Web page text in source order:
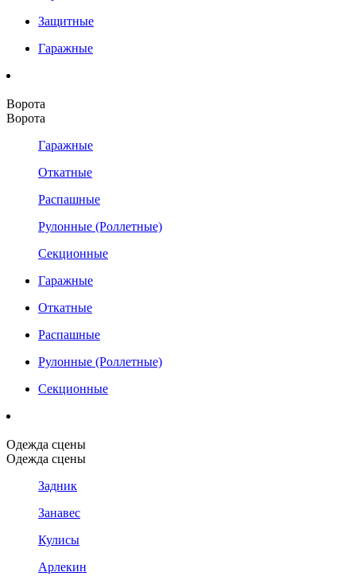
Защитные
Гаражные
Ворота
Ворота
Гаражные
Откатные
Распашные
Рулонные (Роллетные)
Секционные
Гаражные
Откатные
Распашные
Рулонные (Роллетные)
Секционные
Одежда сцены
Одежда сцены
Задник
Занавес
Кулисы
Арлекин